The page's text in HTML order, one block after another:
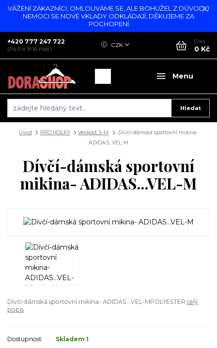
VÁŽENÍ ZÁKAZNÍCI, OMLOUVÁME SE, ALE BOHUŽEL Z DŮVODU
NEMOCI SE NOVÉ VKLADY ODKLÁDAJÍ, DĚKUJEME ZA
POCHOPENÍ
Menu
CZK
Hledat
+420 777 247 722
(Po-Pá, 8-16 hod.)
0 ks
0 Kč
Úvod PRO HOLKY Velikost S-M
Dívčí-dámská sportovní mikina-
ADIDAS...VEL-M
Dívčí-dámská sportovní
mikina- ADIDAS...VEL-M
Dívčí-dámská sportovní mikina- ADIDAS...VEL-MPOLYESTER celý
popis
Dostupnost Skladem 1